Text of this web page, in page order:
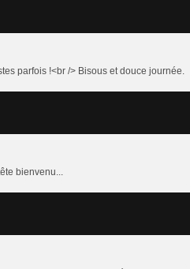
parfois !<br /> Bisous et douce journée.
bienvenu...